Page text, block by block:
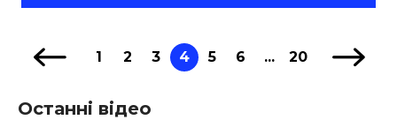
1 2 3 4 5 6 ... 20
Останні відео